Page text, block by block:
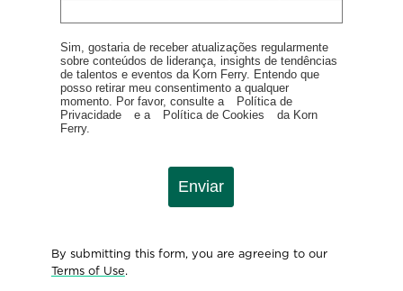
Sim, gostaria de receber atualizações regularmente
sobre conteúdos de liderança, insights de tendências
de talentos e eventos da Korn Ferry. Entendo que
posso retirar meu consentimento a qualquer
momento. Por favor, consulte a
Política de
Privacidade
e a Política de Cookies
da Korn
Ferry.
Enviar
By submitting this form, you are agreeing to our
Terms of Use.